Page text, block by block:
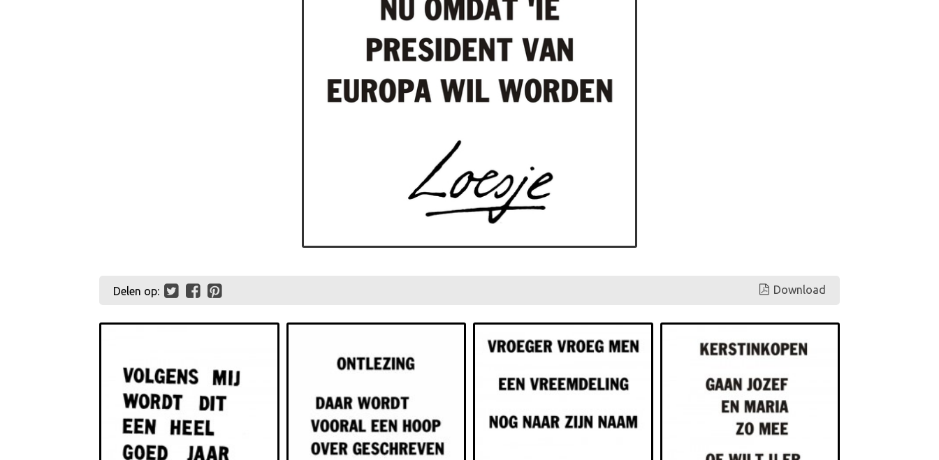
Delen op: Download